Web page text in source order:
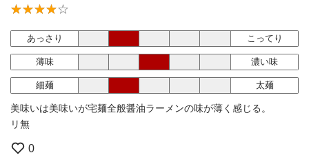
あっさり こってり
薄味 濃い味
細麺 太麺
美味いは美味いが宅麺全般醤油ラーメンの味が薄く感じる。
リ無
0